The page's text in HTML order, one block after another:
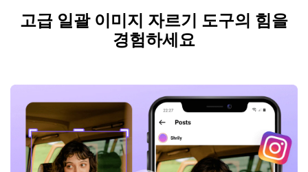
고급 일괄 이미지 자르기 도구의 힘을
경험하세요